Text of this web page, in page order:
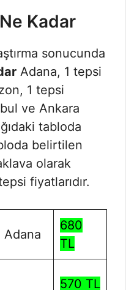
Kadar
sonucunda
Adana, 1 tepsi
1 tepsi
ve Ankara
tabloda
belirtilen
olarak
fiyatlarıdır.
Adana
680
TL
570 TL